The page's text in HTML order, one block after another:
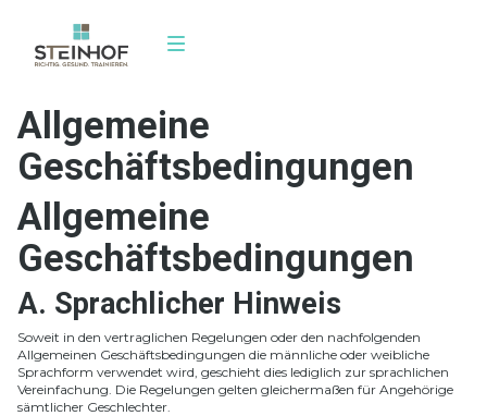
Mitglied
Allgemeine
Geschäftsbedingungen
Allgemeine
Geschäftsbedingungen
A. Sprachlicher Hinweis
Soweit in den vertraglichen Regelungen oder den nachfolgenden
Allgemeinen Geschäftsbedingungen die männliche oder weibliche
Sprachform verwendet wird, geschieht dies lediglich zur sprachlichen
Vereinfachung. Die Regelungen gelten gleichermaßen für Angehörige
sämtlicher Geschlechter.